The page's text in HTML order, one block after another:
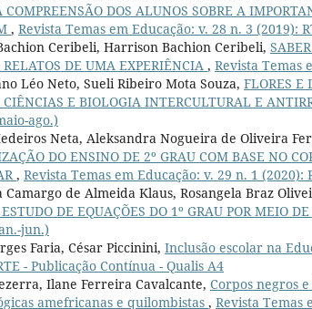
DOS ALUNOS SOBRE A
, Revista Temas em Educação: v. 28 n. 3 (2019):
Ceribeli, Harrison Bachion Ceribeli,
DE UMA EXPERIÊNCIA , Revista Temas
Léo Neto, Sueli Ribeiro Mota Souza, FLORES E
E BIOLOGIA INTERCULTURAL E
ago.)
Neta, Aleksandra Nogueira de Oliveira
DO ENSINO DE 2º GRAU COM BASE NO
, Revista Temas em Educação: v. 29 n. 1 (2020):
Camargo de Almeida Klaus, Rosangela Braz
DE EQUAÇÕES DO 1º GRAU POR MEIO DE
jun.)
Faria, César Piccinini, Inclusão escolar na
- Publicação Contínua - Qualis A4
Ilane Ferreira Cavalcante, Corpos negros
amefricanas e quilombistas , Revista Temas